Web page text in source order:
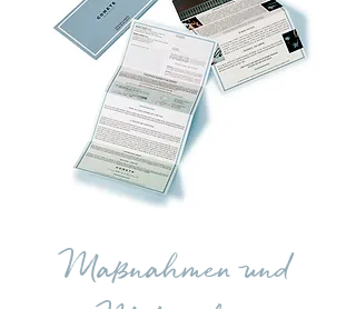
Maßnahmen und